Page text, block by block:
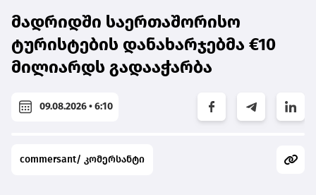
მადრიდში საერთაშორისო
ტურისტების დანახარჯებმა €10
მილიარდს გადააჭარბა
09.08.2026 • 6:10
commersant/ კომერსანტი